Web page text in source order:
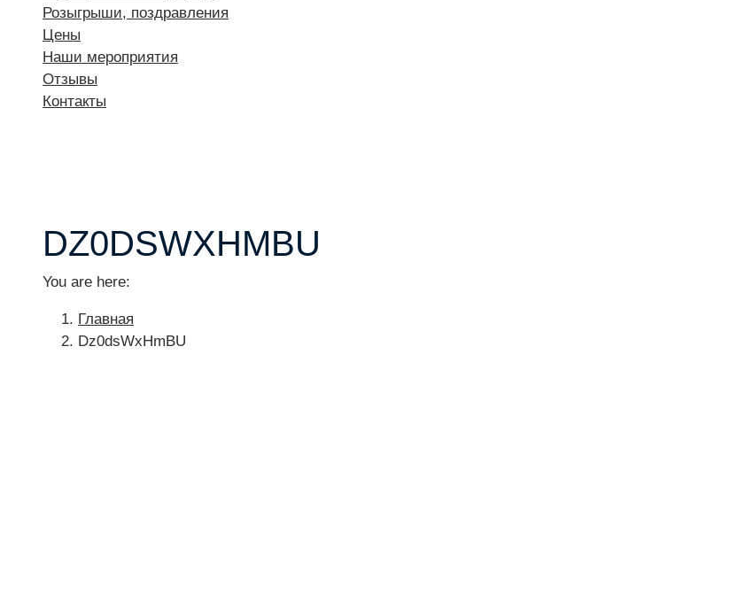
Розыгрыши, поздравления
Цены
Наши мероприятия
Отзывы
Контакты
DZ0DSWXHMBU
You are here:
Главная
Dz0dsWxHmBU